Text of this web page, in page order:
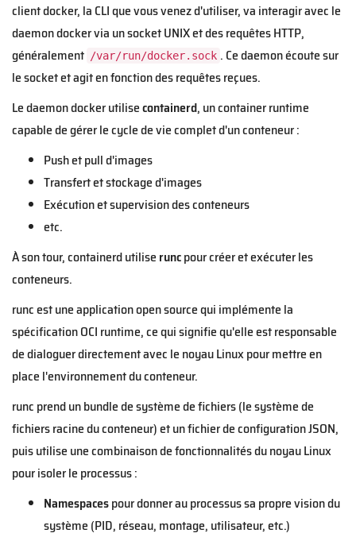
client docker, la CLI que vous venez d'utiliser, va interagir avec le
daemon docker via un socket UNIX et des requêtes HTTP,
généralement /var/run/docker.sock . Ce daemon écoute sur
le socket et agit en fonction des requêtes reçues.
Le daemon docker utilisecontainerd, un container runtime
capable de gérer le cycle de vie complet d'un conteneur :
Push et pull d'images
Transfert et stockage d'images
Exécution et supervision des conteneurs
etc.
À son tour, containerd utilise runcpour créer et exécuter les
conteneurs.
runc est une application open source qui implémente la
spécification OCI runtime, ce qui signifie qu'elle est responsable
de dialoguer directement avec le noyau Linux pour mettre en
place l'environnement du conteneur.
runc prend un bundle de système de fichiers (le système de
fichiers racine du conteneur) et un fichier de configuration JSON,
puis utilise une combinaison de fonctionnalités du noyau Linux
pour isoler le processus :
Namespacespour donner au processus sa propre vision du
système (PID, réseau, montage, utilisateur, etc.)